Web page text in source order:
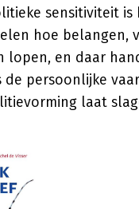
sensitiviteit is
hoe belangen,
lopen, en daar
de persoonlijke
laat